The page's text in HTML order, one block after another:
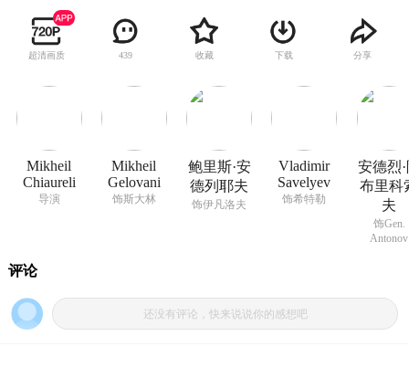
事。 1941年，德军占领了炼钢工人伊凡洛夫
的故乡，掠走了他的爱人娜塔莎。曾经受过斯大
林接见的伊凡洛夫参加了红军，走上了战场……
超清画质 439 收藏 下载 分享
Mikheil
Chiaureli
导演
Mikheil
Gelovani
饰斯大林
鲍里斯·安
德列耶夫
饰伊凡洛夫
Vladimir
Savelyev
饰希特勒
安德烈
布里科
夫
饰Gen.
Antonov